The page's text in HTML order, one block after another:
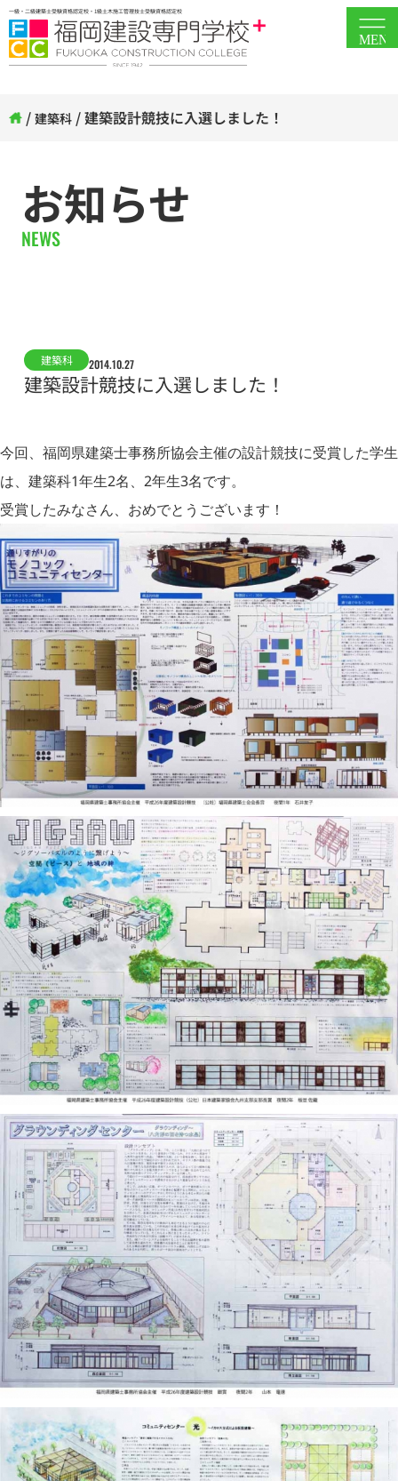
一級・二級建築士受験資格認定校・1級土木施工管理技士受験資格認定校
MENU
/ 建築科 /建築設計競技に入選しました！
お知らせ
NEWS
建築科 2014.10.27
建築設計競技に入選しました！
今回、福岡県建築士事務所協会主催の設計競技に受賞した学生
は、建築科1年生2名、2年生3名です。
受賞したみなさん、おめでとうございます！